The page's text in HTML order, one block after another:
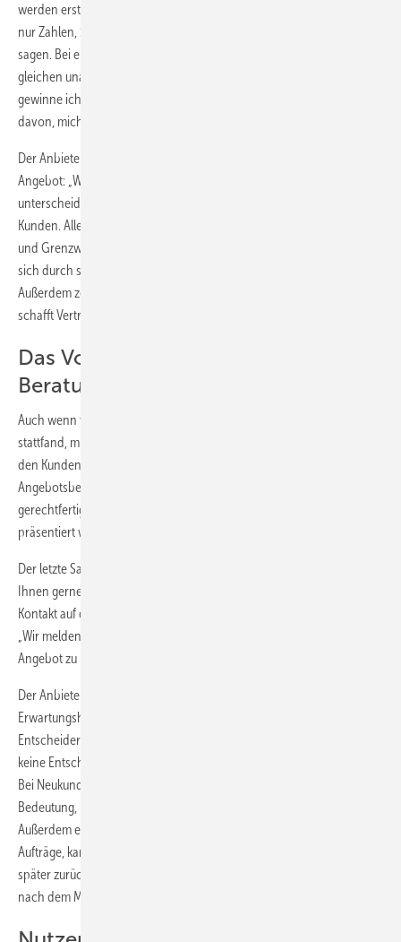
werden erst im Gespräch transparent, im Spalten-Angebot sind es
nur Zahlen, Schlagworte und Abkürzungen, die dem Kunden nicht viel
sagen. Bei erklärungsbedürftigen Angeboten hat der Kunde immer die
gleichen unausgesprochenen Fragen: Was bringt es mir? Was
gewinne ich mit dem Angebot? Was kann ich sparen? Was habe ich
davon, mich dafür zu entscheiden?
Der Anbieter gibt nicht nur Antworten darauf, er begründet sein
Angebot: „Warum habe ich Ihnen A angeboten und nicht B?“ Worin
unterscheiden sich Alternativen und was bedeutet das für den
Kunden. Alle Erklärungen umfassen auch die geltenden Vorschriften
und Grenzwerte, die eingehalten werden müssen. Der Anbieter kann
sich durch seine Fachkompetenz sehr vorteilhaft profilieren.
Außerdem zeigt er, dass er mit dem Kopf des Kunden denkt. Das
schafft Vertrauen.
Das Volumen muss den
Beratungsaufwand rechtfertigen
Auch wenn vor dem Angebot schon eine Besichtigung beim Kunden
stattfand, muss man sich die Mühe machen, in einem Zweitgespräch
den Kunden vom Angebot zu überzeugen. Der Aufwand einer
Angebotsbesprechung muss durch das Auftragsvolumen
gerechtfertigt sein, denn nicht jedes Angebot muss persönlich
präsentiert werden.
Der letzte Satz im Angebot („Für eventuelle Rückfragen stehen wir
Ihnen gerne zur Verfügung“) überträgt meist die Initiative für einen
Kontakt auf den Kunden. Wer die Initiative selbst behält, textet anders:
„Wir melden uns bei Ihnen in etwa zehn Tagen, um mit Ihnen unser
Angebot zu besprechen.“
Der Anbieter bleibt am Ball, der Kunde hat die entsprechende
Erwartungshaltung. Beim Termin muss es gelingen, mit dem
Entscheider vor Ort zu sprechen und nicht mit Drittpersonen, die
keine Entscheidung treffen und Fragen nicht beantworten können.
Bei Neukunden hat die persönliche Besprechung besondere
Bedeutung, man lernt sich kennen und kann Beziehungen knüpfen.
Außerdem entdeckt der Anbieter weitere Möglichkeiten für zukünftige
Aufträge, kann zusätzlich noch Bedürfnisse erkennen, auf die er
später zurückkommt. Prospekte von Herstellern ergänzen Ihr Angebot
nach dem Motto „Ein Bild sagt mehr als tausend Worte“.